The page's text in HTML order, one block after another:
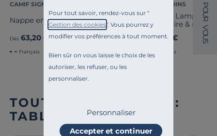
Pour tout savoir, rendez-vous sur "
Gestion des cookies". Vous pourrez y
modifier vos préférences à tout moment.
Bien sûr on vous laisse le choix de les
autoriser, les refuser, ou les
personnaliser.
Personnaliser
Accepter et continuer
CAMIF SIGNATURE
Nappe enduite coton lin Laurie
Dès 63,20 € Ancien prix
79,00 € -20%
Français
LES JARDINS
LOLIE - Lampion
cm solaire &
maille CRISTAL
159,00 €
Français
TOUTE NOTRE OFFRE :
TABLES D'EXTÉRIEUR
P
O
U
R
V
O
U
S